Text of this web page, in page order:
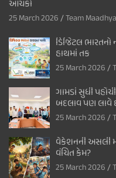
આંચકો
25 March 2026 Team
ડિજિટલ
હાથમાં તક
25 March 2026
ગામડાં સુધી પહોંચી
બદલાવ પણ લાવે
25 March 2026
વેકેશનની અસલી
વંચિત કેમ?
25 March 2026